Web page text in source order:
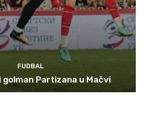
FUDBAL
golman Partizana u Mačvi